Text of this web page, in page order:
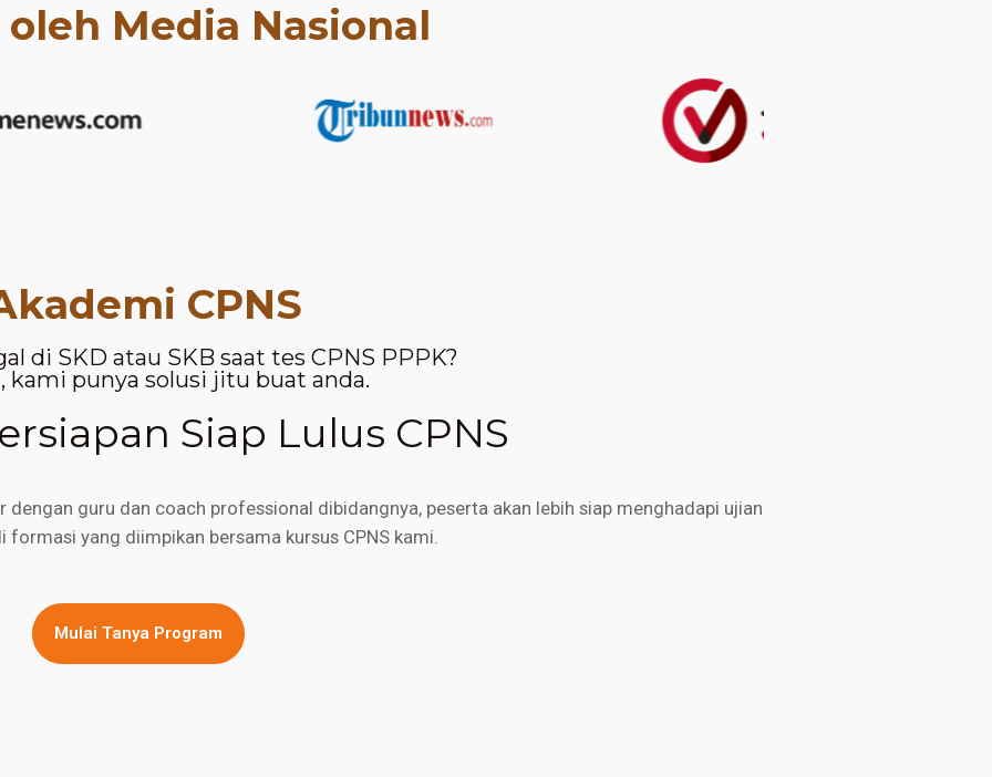
Media Nasional
CPNS
di SKD atau SKB saat tes CPNS PPPK?
kami punya solusi jitu buat anda.
Siap Lulus CPNS
guru dan coach professional dibidangnya, peserta akan lebih siap menghadapi ujian
formasi yang diimpikan bersama kursus CPNS kami.
Mulai Tanya Program